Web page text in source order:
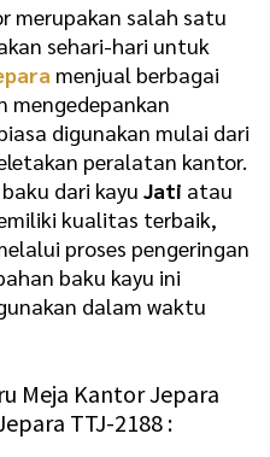
merupakan salah satu
sehari-hari untuk
menjual berbagai
mengedepankan
digunakan mulai dari
peralatan kantor.
dari kayu Jati atau
kualitas terbaik,
proses pengeringan
baku kayu ini
dalam waktu
Meja Kantor Jepara
TTJ-2188 :